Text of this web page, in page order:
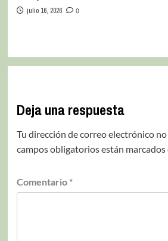
julio 16, 2026 0
Deja una respuesta
Tu dirección de correo electrónico no
campos obligatorios están marcados
Comentario *